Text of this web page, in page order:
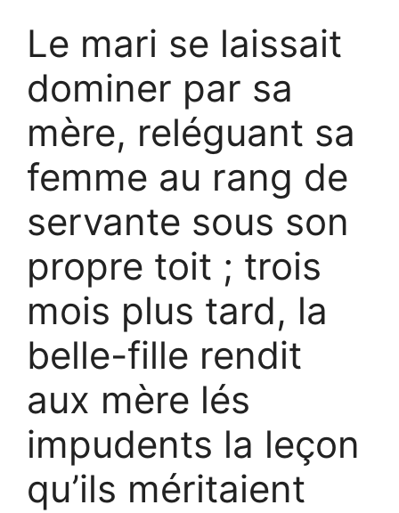
Le mari se laissait
dominer par sa
mère, reléguant sa
femme au rang de
servante sous son
propre toit ; trois
mois plus tard, la
belle-fille rendit
aux mère lés
impudents la leçon
qu’ils méritaient